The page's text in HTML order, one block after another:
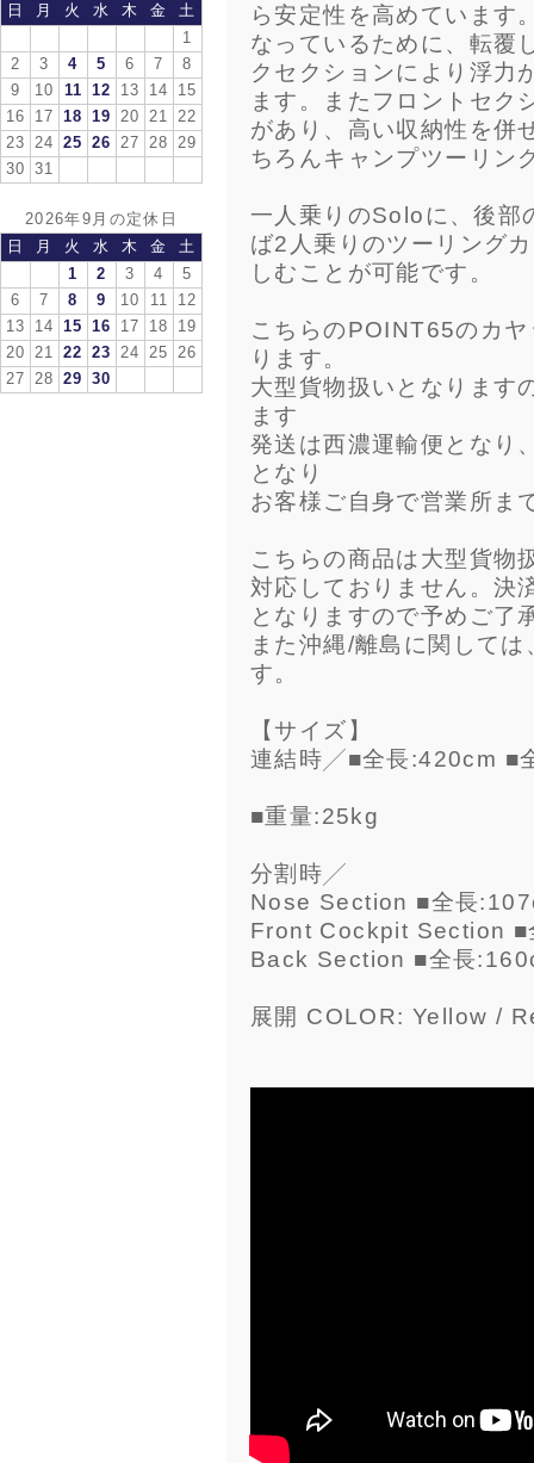
日
月 火 水 木 金
土
1
2
3 4 5 6 7
8
9
10 11 12 13 14
15
16
17 18 19 20 21
22
23
24 25 26 27 28
29
30
31
2026年9月の定休日
日
月 火 水 木 金
土
1
2 3 4
5
6
7 8 9 10 11
12
13
14 15 16 17 18
19
20
21 22 23 24 25
26
27
28 29 30
ら安定性を高めています
なっているために、転覆
クセクションにより浮力
ます。またフロントセク
があり、高い収納性を併
ちろんキャンプツーリン
一人乗りのSoloに、後部
ば2人乗りのツーリング
しむことが可能です。
こちらのPOINT65のカ
ります。
大型貨物扱いとなります
ます
発送は西濃運輸便となり
となり
お客様ご自身で営業所ま
こちらの商品は大型貨物
対応しておりません。決
となりますので予めご了
また沖縄/離島に関して
す。
【サイズ】
連結時╱■全長:420cm ■
■重量:25kg
分割時╱
Nose Section ■全長
Front Cockpit Section ■
Back Section ■全長
展開 COLOR: Yellow /